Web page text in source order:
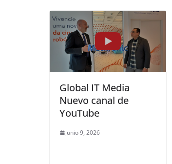
Global IT Media
Nuevo canal de
YouTube
junio 9, 2026